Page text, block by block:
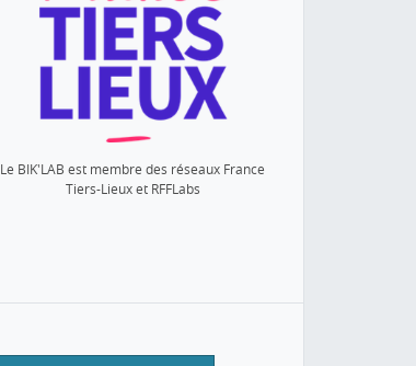
Le BIK'LAB est membre des réseaux France
Tiers-Lieux et RFFLabs